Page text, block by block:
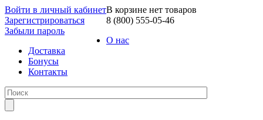
Войти в личный кабинет
Зарегистрироваться
Забыли пароль
В корзине нет товаров
8 (800) 555-05-46
О нас
Доставка
Бонусы
Контакты